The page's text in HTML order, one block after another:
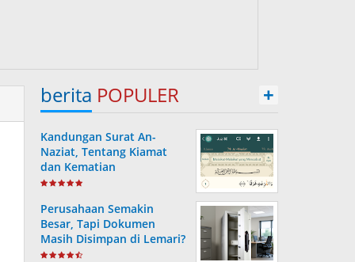
berita POPULER +
Kandungan Surat An-
Naziat, Tentang Kiamat
dan Kematian
Perusahaan Semakin
Besar, Tapi Dokumen
Masih Disimpan di Lemari?
Ini Risiko yang Sering